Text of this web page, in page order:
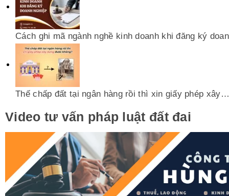
Cách ghi mã ngành nghề kinh doanh khi đăng ký
Thế chấp đất tại ngân hàng rồi thì xin giấy phép xây…
Video tư vấn pháp luật đất đai